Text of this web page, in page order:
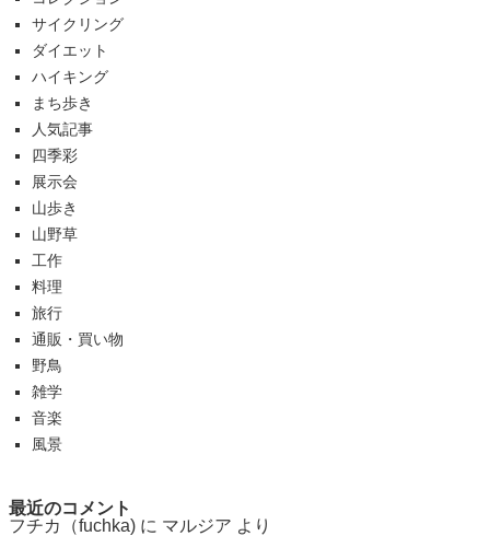
サイクリング
ダイエット
ハイキング
まち歩き
人気記事
四季彩
展示会
山歩き
山野草
工作
料理
旅行
通販・買い物
野鳥
雑学
音楽
風景
最近のコメント
フチカ（fuchka) に マルジア より